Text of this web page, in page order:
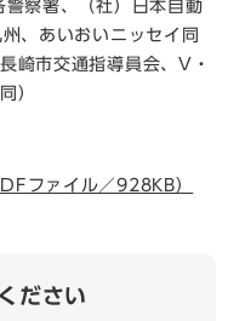
警察署、（社）日本自動
、あいおいニッセイ同
崎市交通指導員会、V・
）
ファイル／928KB）
ださい